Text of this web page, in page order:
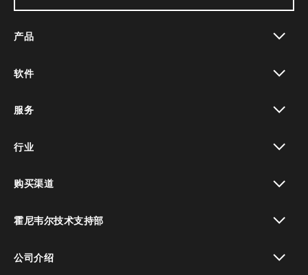
产品
软件
服务
行业
购买渠道
霍尼韦尔技术支持部
公司介绍